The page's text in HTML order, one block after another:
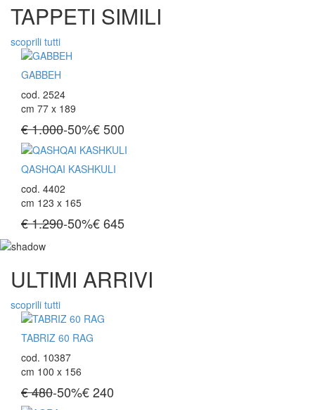
TAPPETI SIMILI
scoprili tutti
GABBEH
cod. 2524
cm 77 x 189
€ 1.000-50%€500
QASHQAI KASHKULI
cod. 4402
cm 123 x 165
€ 1.290-50%€645
ULTIMI ARRIVI
scoprili tutti
TABRIZ 60 RAG
cod. 10387
cm 100 x 156
€ 480-50%€240